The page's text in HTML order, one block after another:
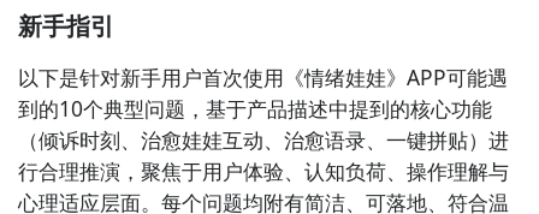
——用户把想释放的负面情绪（如“会议紧张”“睡前乱
想”）写成短句投入云朵罐，系统将其转化为虚拟雨滴落
下，积满一罐即生成水墨风《今日云图》壁纸，隐喻情
绪流动与消散。
新手指引
以下是针对新手用户首次使用《情绪娃娃》APP可能遇
到的10个典型问题，基于产品描述中提到的核心功能
（倾诉时刻、治愈娃娃互动、治愈语录、一键拼贴）进
行合理推演，聚焦于用户体验、认知负荷、操作理解与
心理适应层面。每个问题均附有简洁、可落地、符合温